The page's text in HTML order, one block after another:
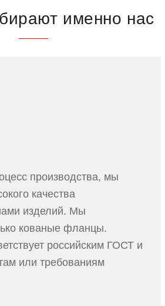
именно нас
производства, мы
качества
изделий. Мы
кованые фланцы.
российским ГОСТ и
или требованиям